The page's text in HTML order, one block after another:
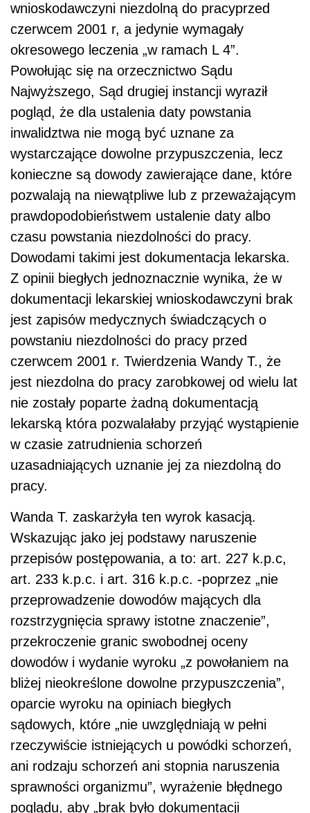
wnioskodawczyni niezdolną do pracyprzed
czerwcem 2001 r, a jedynie wymagały
okresowego leczenia „w ramach L 4”.
Powołując się na orzecznictwo Sądu
Najwyższego, Sąd drugiej instancji wyraził
pogląd, że dla ustalenia daty powstania
inwalidztwa nie mogą być uznane za
wystarczające dowolne przypuszczenia, lecz
konieczne są dowody zawierające dane, które
pozwalają na niewątpliwe lub z przeważającym
prawdopodobieństwem ustalenie daty albo
czasu powstania niezdolności do pracy.
Dowodami takimi jest dokumentacja lekarska.
Z opinii biegłych jednoznacznie wynika, że w
dokumentacji lekarskiej wnioskodawczyni brak
jest zapisów medycznych świadczących o
powstaniu niezdolności do pracy przed
czerwcem 2001 r. Twierdzenia Wandy T., że
jest niezdolna do pracy zarobkowej od wielu lat
nie zostały poparte żadną dokumentacją
lekarską która pozwalałaby przyjąć wystąpienie
w czasie zatrudnienia schorzeń
uzasadniających uznanie jej za niezdolną do
pracy.
Wanda T. zaskarżyła ten wyrok kasacją.
Wskazując jako jej podstawy naruszenie
przepisów postępowania, a to: art. 227 k.p.c,
art. 233 k.p.c. i art. 316 k.p.c. -poprzez „nie
przeprowadzenie dowodów mających dla
rozstrzygnięcia sprawy istotne znaczenie”,
przekroczenie granic swobodnej oceny
dowodów i wydanie wyroku „z powołaniem na
bliżej nieokreślone dowolne przypuszczenia”,
oparcie wyroku na opiniach biegłych
sądowych, które „nie uwzględniają w pełni
rzeczywiście istniejących u powódki schorzeń,
ani rodzaju schorzeń ani stopnia naruszenia
sprawności organizmu”, wyrażenie błędnego
poglądu, aby „brak było dokumentacji